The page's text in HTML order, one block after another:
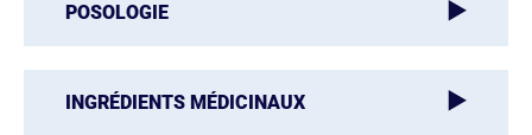
POSOLOGIE
INGRÉDIENTS MÉDICINAUX